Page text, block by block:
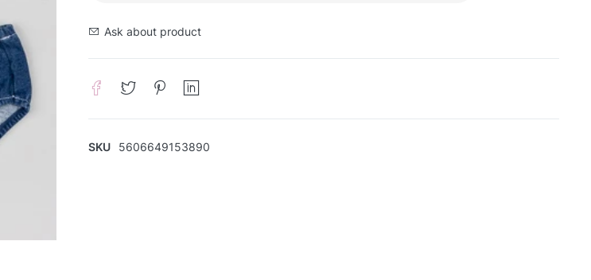
Ask about product
SKU 5606649153890